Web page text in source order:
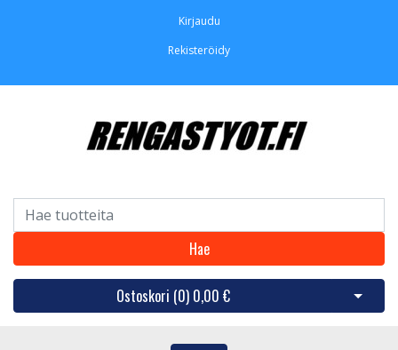
Kirjaudu
Rekisteröidy
Hae
Ostoskori (0) 0,00 € Avaa